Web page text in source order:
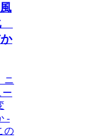
ニ
ー
-
の